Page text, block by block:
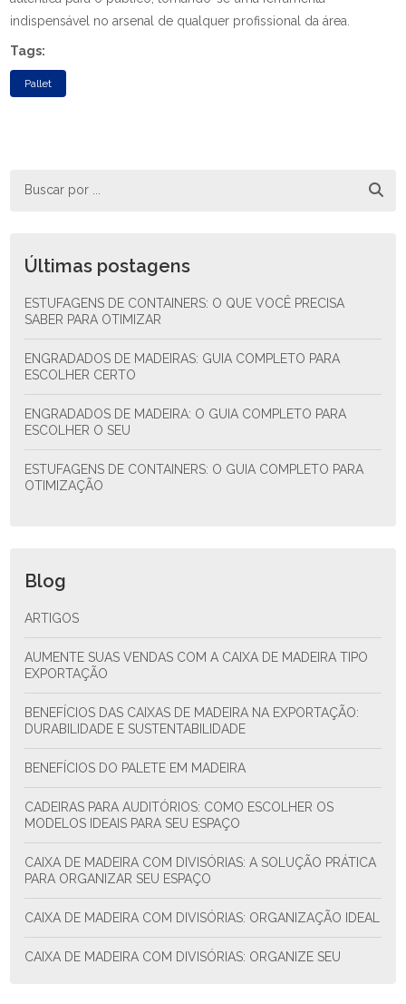
indispensável no arsenal de qualquer profissional da área.
Tags:
Pallet
Últimas postagens
ESTUFAGENS DE CONTAINERS: O QUE VOCÊ PRECISA
SABER PARA OTIMIZAR
ENGRADADOS DE MADEIRAS: GUIA COMPLETO PARA
ESCOLHER CERTO
ENGRADADOS DE MADEIRA: O GUIA COMPLETO PARA
ESCOLHER O SEU
ESTUFAGENS DE CONTAINERS: O GUIA COMPLETO PARA
OTIMIZAÇÃO
Blog
ARTIGOS
AUMENTE SUAS VENDAS COM A CAIXA DE MADEIRA TIPO
EXPORTAÇÃO
BENEFÍCIOS DAS CAIXAS DE MADEIRA NA EXPORTAÇÃO:
DURABILIDADE E SUSTENTABILIDADE
BENEFÍCIOS DO PALETE EM MADEIRA
CADEIRAS PARA AUDITÓRIOS: COMO ESCOLHER OS
MODELOS IDEAIS PARA SEU ESPAÇO
CAIXA DE MADEIRA COM DIVISÓRIAS: A SOLUÇÃO PRÁTICA
PARA ORGANIZAR SEU ESPAÇO
CAIXA DE MADEIRA COM DIVISÓRIAS: ORGANIZAÇÃO IDEAL
CAIXA DE MADEIRA COM DIVISÓRIAS: ORGANIZE SEU